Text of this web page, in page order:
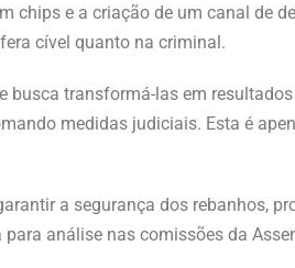
chips e a criação de um canal de
cível quanto na criminal.
busca transformá-las em
medidas judiciais. Esta é
a segurança dos rebanhos,
análise nas comissões da